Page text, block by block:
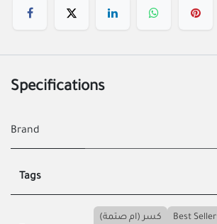
Specifications
Brand
Tags
كسر (ام صتمة) Best Seller